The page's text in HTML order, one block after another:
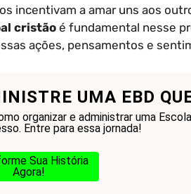
incentivam a amar uns aos
cristãoé fundamental nesse
ações, pensamentos e
UMA EBD
organizar e administrar uma
Entre para essa jornada!
Sua História
Agora!